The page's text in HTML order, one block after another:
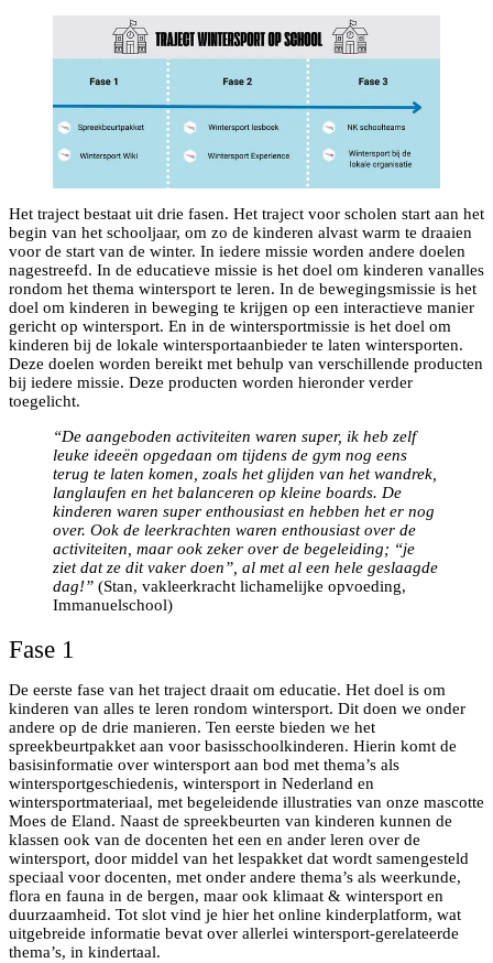
Het traject bestaat uit drie fasen. Het traject voor scholen start aan het
begin van het schooljaar, om zo de kinderen alvast warm te draaien
voor de start van de winter. In iedere missie worden andere doelen
nagestreefd. In de educatieve missie is het doel om kinderen vanalles
rondom het thema wintersport te leren. In de bewegingsmissie is het
doel om kinderen in beweging te krijgen op een interactieve manier
gericht op wintersport. En in de wintersportmissie is het doel om
kinderen bij de lokale wintersportaanbieder te laten wintersporten.
Deze doelen worden bereikt met behulp van verschillende producten
bij iedere missie. Deze producten worden hieronder verder
toegelicht.
“De aangeboden activiteiten waren super, ik heb zelf
leuke ideeën opgedaan om tijdens de gym nog eens
terug te laten komen, zoals het glijden van het wandrek,
langlaufen en het balanceren op kleine boards. De
kinderen waren super enthousiast en hebben het er nog
over. Ook de leerkrachten waren enthousiast over de
activiteiten, maar ook zeker over de begeleiding; “je
ziet dat ze dit vaker doen”, al met al een hele geslaagde
dag!” (Stan, vakleerkracht lichamelijke opvoeding,
Immanuelschool)
Fase 1
De eerste fase van het traject draait om educatie. Het doel is om
kinderen van alles te leren rondom wintersport. Dit doen we onder
andere op de drie manieren. Ten eerste bieden we het
spreekbeurtpakket aan voor basisschoolkinderen. Hierin komt de
basisinformatie over wintersport aan bod met thema’s als
wintersportgeschiedenis, wintersport in Nederland en
wintersportmateriaal, met begeleidende illustraties van onze mascotte
Moes de Eland. Naast de spreekbeurten van kinderen kunnen de
klassen ook van de docenten het een en ander leren over de
wintersport, door middel van het lespakket dat wordt samengesteld
speciaal voor docenten, met onder andere thema’s als weerkunde,
flora en fauna in de bergen, maar ook klimaat & wintersport en
duurzaamheid. Tot slot vind je hier het online kinderplatform, wat
uitgebreide informatie bevat over allerlei wintersport-gerelateerde
thema’s, in kindertaal.